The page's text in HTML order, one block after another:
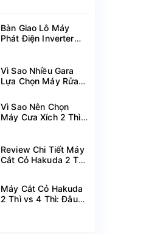
Bàn Giao Lô Máy
Phát Điện Inverter
Nắng Nóng
Vì Sao Nhiều Gara
Lựa Chọn Máy Rửa
MRXCAHKD7500?
Vì Sao Nên Chọn
Máy Cưa Xích 2 Thì
Review Chi Tiết Máy
Cắt Cỏ Hakuda 2 Thì
Máy Cắt Cỏ Hakuda
2 Thì vs 4 Thì: Đâu